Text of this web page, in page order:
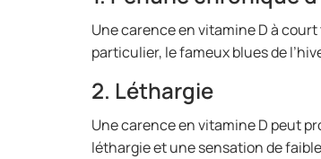
Une carence en vitamine D à
particulier, le fameux blues de
2. Léthargie
Une carence en vitamine D peut
léthargie et une sensation de